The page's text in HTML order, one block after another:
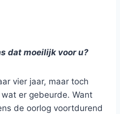
dat moeilijk voor u?
vier jaar, maar toch
er gebeurde. Want
de oorlog voortdurend